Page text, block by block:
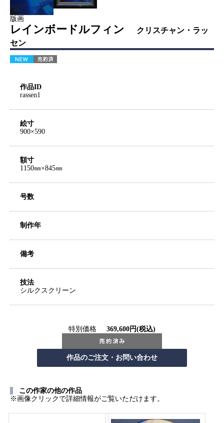
版画
レインボードルフィン
クリスチャン・ラッ
セン
作品ID
rassen1
絵寸
900×590
額寸
1150㎜×845㎜
号数
制作年
備考
技法
シルクスクリーン
特別価格 369,600円(税込)
この作家の他の作品
※画像クリックで詳細情報がご覧いただけます。